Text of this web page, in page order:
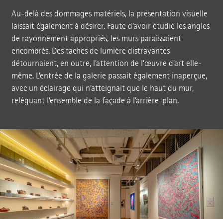
Au-delà des dommages matériels, la présentation visuelle
laissait également à désirer. Faute d’avoir étudié les angles
de rayonnement appropriés, les murs paraissaient
encombrés. Des taches de lumière distrayantes
détournaient, en outre, l’attention de l’œuvre d’art elle-
même. L’entrée de la galerie passait également inaperçue,
avec un éclairage qui n’atteignait que le haut du mur,
reléguant l’ensemble de la façade à l’arrière-plan.